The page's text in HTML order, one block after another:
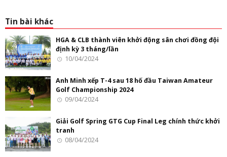
Tin bài khác
HGA & CLB thành viên khởi động sân chơi đồng đội
định kỳ 3 tháng/lần
10/04/2024
Anh Minh xếp T-4 sau 18 hố đầu Taiwan Amateur
Golf Championship 2024
09/04/2024
Giải Golf Spring GTG Cup Final Leg chính thức khởi
tranh
08/04/2024